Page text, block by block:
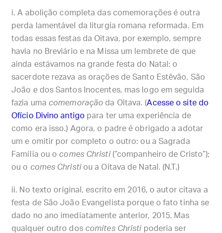
A abolição completa das comemorações é outra
perda lamentável da liturgia romana reformada. Em
todas essas festas da Oitava, por exemplo, sempre
havia no Breviário e na Missa um lembrete de que
ainda estávamos na grande festa do Natal: o
sacerdote rezava as orações de Santo Estêvão, São
João e dos Santos Inocentes, mas logo em seguida
fazia uma comemoração da Oitava. (Acesse o site do
Ofício Divino antigo para ter uma experiência de
como era isso.) Agora, o padre é obrigado a adotar
um e omitir por completo o outro: ou a Sagrada
Família ou o comes Christi(“companheiro de Cristo”);
ou o comes Christiou a Oitava de Natal. (N.T.)
No texto original, escrito em 2016, o autor citava a
festa de São João Evangelista porque o fato tinha se
dado no ano imediatamente anterior, 2015. Mas
qualquer outro dos comites Christipoderia ser